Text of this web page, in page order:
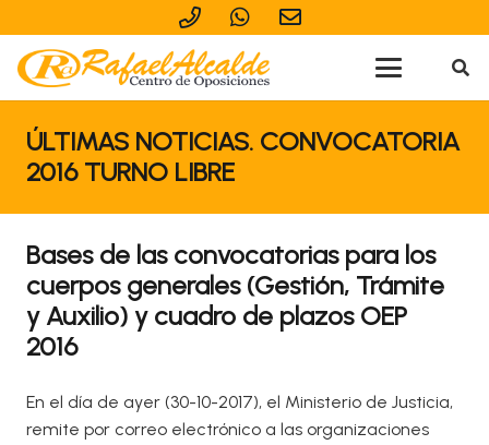
ÚLTIMAS NOTICIAS. CONVOCATORIA
2016 TURNO LIBRE
Bases de las convocatorias para los
cuerpos generales (Gestión, Trámite
y Auxilio) y cuadro de plazos OEP
2016
En el día de ayer (30-10-2017), el Ministerio de Justicia,
remite por correo electrónico a las organizaciones